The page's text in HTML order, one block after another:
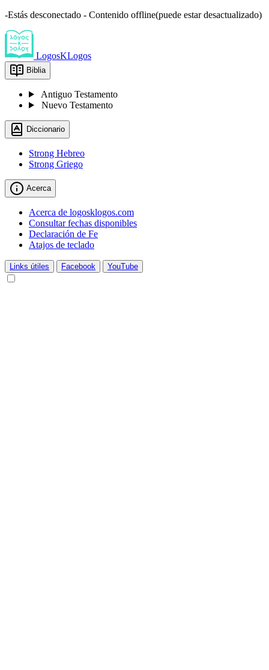
-Estás desconectado - Contenido offline(puede estar desactualizado)
LogosKLogos
Biblia
Antiguo Testamento
Nuevo Testamento
Diccionario
Strong Hebreo
Strong Griego
Acerca
Acerca de logosklogos.com
Consultar fechas disponibles
Declaración de Fe
Atajos de teclado
Links útiles Facebook YouTube